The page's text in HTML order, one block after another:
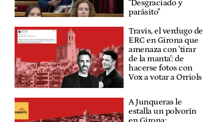
"Desgraciado y
parásito"
Travis, el verdugo de
ERC en Girona que
amenaza con 'tirar
de la manta': de
hacerse fotos con
Vox a votar a Orriols
A Junqueras le
estalla un polvorín